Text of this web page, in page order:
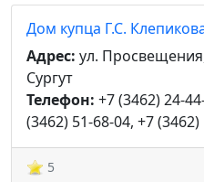
Дом купца Г.С.
Адрес: ул.
Сургут
Телефон: +7 (3462) 24-
(3462) 51-68-04, +7
5